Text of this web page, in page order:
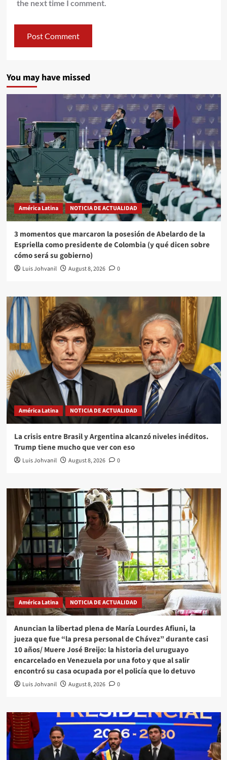
the next time I comment.
You may have missed
América Latina NOTICIA DE ACTUALIDAD
3 momentos que marcaron la posesión de Abelardo de la
Espriella como presidente de Colombia (y qué dicen sobre
cómo será su gobierno)
Luis Johvanil August 8, 2026 0
América Latina NOTICIA DE ACTUALIDAD
La crisis entre Brasil y Argentina alcanzó niveles inéditos.
Trump tiene mucho que ver con eso
Luis Johvanil August 8, 2026 0
América Latina NOTICIA DE ACTUALIDAD
Anuncian la libertad plena de María Lourdes Afiuni, la
jueza que fue “la presa personal de Chávez” durante casi
10 años/ Muere José Breijo: la historia del uruguayo
encarcelado en Venezuela por una foto y que al salir
encontró su casa ocupada por el policía que lo detuvo
Luis Johvanil August 8, 2026 0